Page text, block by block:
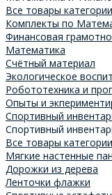
Все товары категории
Комплекты по
Финансовая
Математика
Счётный материал
Экологическое
Робототехника и
Опыты и
Спортивный
Спортивный
Все товары категории
Мягкие настенные
Дорожки из дерева
Ленточки флажки